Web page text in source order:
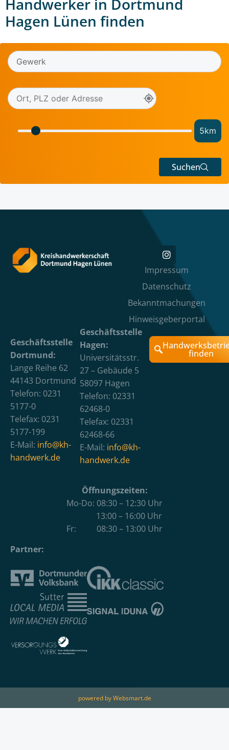
Handwerker in Dortmund
Hagen Lünen finden
5km
Suchen
Impressum
Datenschutz
Bekanntmachungen
Hinweisgeberportal
Geschäftsstelle
Dortmund:
Lange Reihe 62
44143 Dortmund
Telefon: 0231
5177-0
Telefax: 0231
5177-199
E-Mail: info@kh-
handwerk.de
Geschäftsstelle
Hagen:
Universitätsstr.
27 – Gebäude 5
58097 Hagen
Telefon: 02331
62468-0
Telefax: 02331
62468-66
E-Mail: info@kh-
handwerk.de
finden
Öffnungszeiten:
Mo-Do: 08:30 – 12:30 Uhr
13:00 – 16:00 Uhr
Fr: 08:30 – 13:00 Uhr
Partner:
powered by Websmart.de